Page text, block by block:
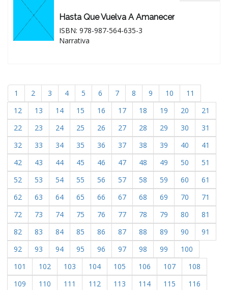
Hasta Que Vuelva A Amanecer
ISBN: 978-987-564-635-3
Narrativa
1 2 3 4 5 6 7 8 9 10
11
12
13 14 15 16 17 18 19 20
21
22
23 24 25 26 27 28 29 30
31
32
33 34 35 36 37 38 39 40
41
42
43 44 45 46 47 48 49 50
51
52
53 54 55 56 57 58 59 60
61
62
63 64 65 66 67 68 69 70
71
72
73 74 75 76 77 78 79 80
81
82
83 84 85 86 87 88 89 90
91
92
93 94 95 96 97 98 99
100
101
102 103 104 105 106 107
108
109
110 111 112 113 114 115
116